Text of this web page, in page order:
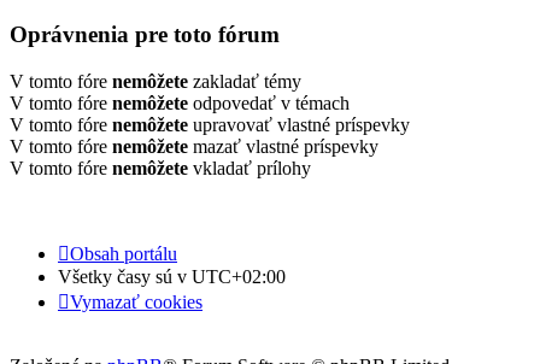
Oprávnenia pre toto fórum
V tomto fóre nemôžete zakladať témy
V tomto fóre nemôžete odpovedať v témach
V tomto fóre nemôžete upravovať vlastné príspevky
V tomto fóre nemôžete mazať vlastné príspevky
V tomto fóre nemôžete vkladať prílohy
Obsah portálu
Všetky časy sú v UTC+02:00
Vymazať cookies